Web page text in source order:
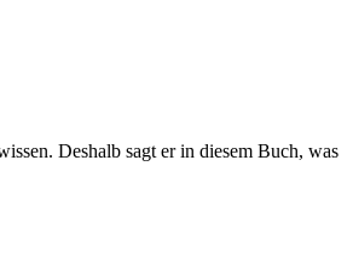
Deshalb sagt er in diesem Buch, was